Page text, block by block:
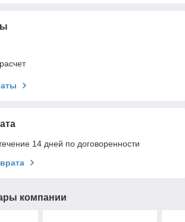
14 дней по договоренности
компании